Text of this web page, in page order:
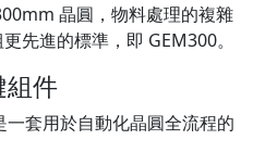
晶圓，物料處理的複雜
先進的標準，即 GEM300。
組件
套用於自動化晶圓全流程的